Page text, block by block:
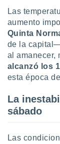
aceptar
sitio
En
de que
el sitio
Las
aumento
Quinta
de la
al amanecer,
alcanzó los
esta época
La
sábado
Las